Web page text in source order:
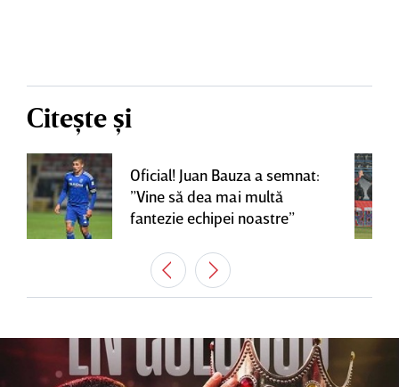
Citește și
Oficial! Juan Bauza a semnat:
”Vine să dea mai multă
fantezie echipei noastre”